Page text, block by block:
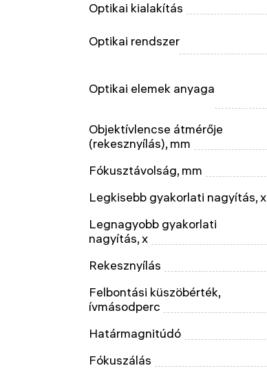
Optikai kialakítás
Optikai rendszer
Optikai elemek anyaga
Objektívlencse átmérője
(rekesznyílás), mm
Fókusztávolság, mm
Legkisebb gyakorlati nagyítás, x
Legnagyobb gyakorlati
nagyítás, x
Rekesznyílás
Felbontási küszöbérték,
ívmásodperc
Határmagnitúdó
Fókuszálás